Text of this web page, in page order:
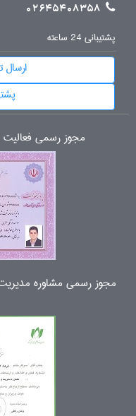
02645408358
پشتیبانی 24 ساعته
ارسال
مجوز رسمی فعالیت
مجوز رسمی مشاوره